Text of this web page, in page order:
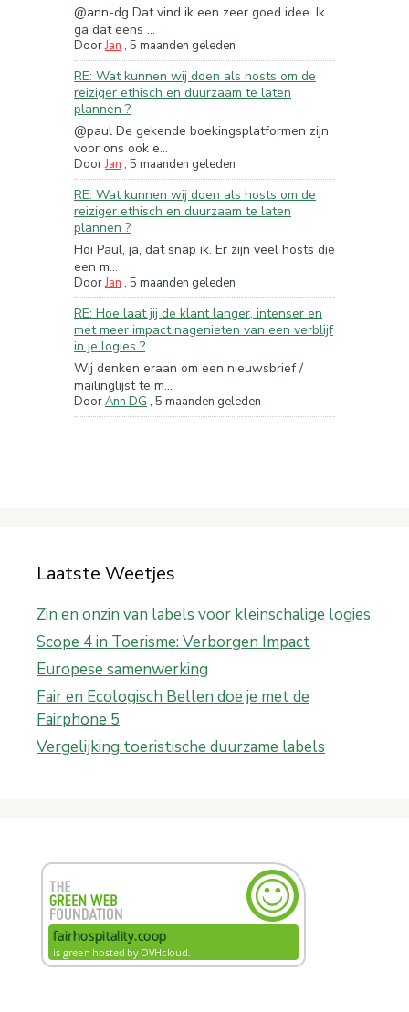
@ann-dg Dat vind ik een zeer goed idee. Ik
ga dat eens ...
DoorJan , 5 maanden geleden
RE: Wat kunnen wij doen als hosts om de
reiziger ethisch en duurzaam te laten
plannen ?
@paul De gekende boekingsplatformen zijn
voor ons ook e...
DoorJan , 5 maanden geleden
RE: Wat kunnen wij doen als hosts om de
reiziger ethisch en duurzaam te laten
plannen ?
Hoi Paul, ja, dat snap ik. Er zijn veel hosts die
een m...
DoorJan , 5 maanden geleden
RE: Hoe laat jij de klant langer, intenser en
met meer impact nagenieten van een verblijf
in je logies ?
Wij denken eraan om een nieuwsbrief /
mailinglijst te m...
DoorAnn DG , 5 maanden geleden
Laatste Weetjes
Zin en onzin van labels voor kleinschalige logies
Scope 4 in Toerisme: Verborgen Impact
Europese samenwerking
Fair en Ecologisch Bellen doe je met de
Fairphone 5
Vergelijking toeristische duurzame labels